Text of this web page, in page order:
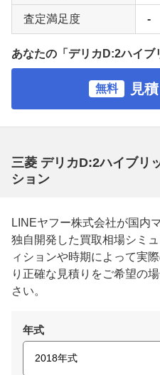
査定満足度 -
あなたの「デリカD:2ハイブ
無料 見
三菱 デリカD:2ハイブリ
ション
LINEヤフー株式会社が国内
独自開発した買取相場シミ
ィションや時期によって実
り正確な見積りをご希望の
さい。
年式